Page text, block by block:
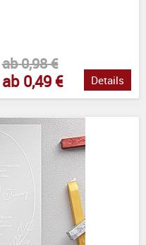
ab 0,98 €
ab 0,49 € Details